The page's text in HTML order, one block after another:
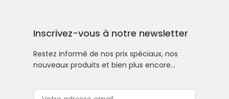
Inscrivez-vous à notre newsletter
Restez informé de nos prix spéciaux, nos
nouveaux produits et bien plus encore…